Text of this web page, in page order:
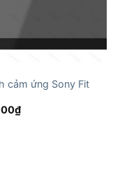
cảm ứng Sony Fit
₫